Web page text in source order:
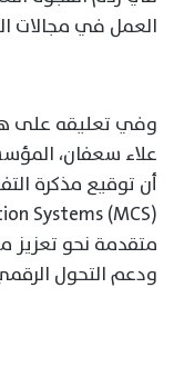
العمل في مجالات
وفي تعليقه على
أن توقيع مذكرة
متقدمة نحو تعزيز
ودعم التحول